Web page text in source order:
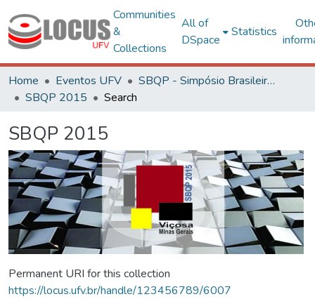
Communities
&
Collections
All of
DSpace
Statistics
Home Eventos UFV
SBQP - Simpósio Brasileiro de Qualidade do Projeto no Ambiente Construído
SBQP 2015
Search
SBQP 2015
Permanent URI for this collection
https://locus.ufv.br/handle/123456789/6007